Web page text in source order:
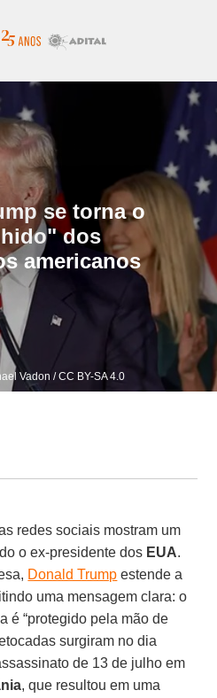
se torna o
dos
americanos
Vadon / CC BY-SA 4.0
redes sociais mostram um
o ex-presidente dos EUA.
Donald Trump estende a
uma mensagem clara: o
é “protegido pela mão de
surgiram no dia
de 13 de julho em
, que resultou em uma